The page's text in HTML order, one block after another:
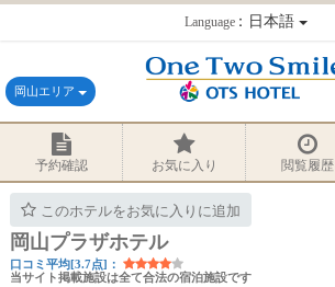
Language：日本語
岡山エリア
予約確認 お気に入り 閲覧履歴
このホテルをお気に入りに追加
岡山プラザホテル
口コミ平均[3.7点]：
当サイト掲載施設は全て合法の宿泊施設です